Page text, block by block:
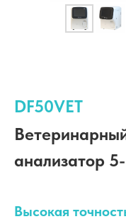
DF50VET
анализатор
Высокая